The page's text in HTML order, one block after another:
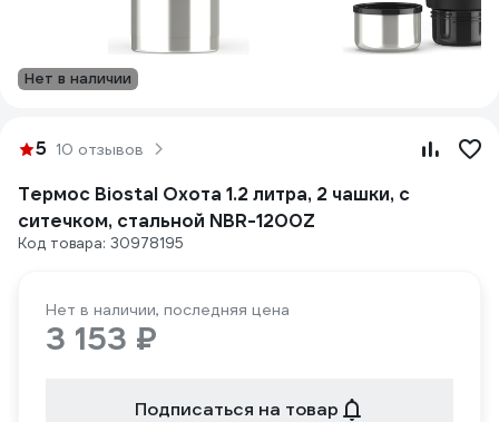
Нет в наличии
5 10 отзывов
Термос Biostal Охота 1.2 литра, 2 чашки, с
ситечком, стальной NBR-1200Z
Код товара: 30978195
Нет в наличии, последняя цена
3 153 ₽
Подписаться на товар